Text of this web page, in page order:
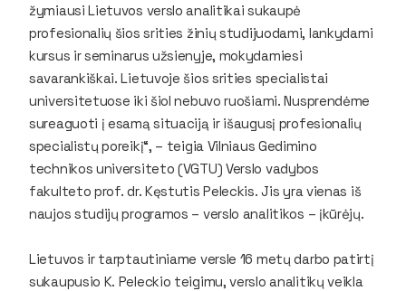
žymiausi Lietuvos verslo analitikai sukaupė
profesionalių šios srities žinių studijuodami, lankydami
kursus ir seminarus užsienyje, mokydamiesi
savarankiškai. Lietuvoje šios srities specialistai
universitetuose iki šiol nebuvo ruošiami. Nusprendėme
sureaguoti į esamą situaciją ir išaugusį profesionalių
specialistų poreikį“, – teigia Vilniaus Gedimino
technikos universiteto (VGTU) Verslo vadybos
fakulteto prof. dr. Kęstutis Peleckis. Jis yra vienas iš
naujos studijų programos – verslo analitikos – įkūrėjų.
Lietuvos ir tarptautiniame versle 16 metų darbo patirtį
sukaupusio K. Peleckio teigimu, verslo analitikų veikla